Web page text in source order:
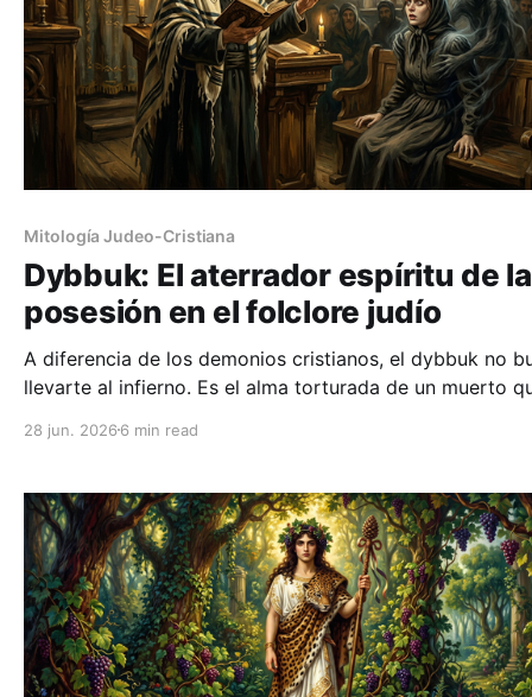
Mitología Judeo-Cristiana
Dybbuk: El aterrador espíritu de la
posesión en el folclore judío
A diferencia de los demonios cristianos, el dybbuk no
llevarte al infierno. Es el alma torturada de un muerto
de los exorcismos cabalísticos.
28 jun. 2026 6 min read